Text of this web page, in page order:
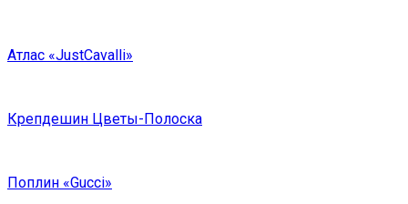
Атлас «JustCavalli»
Крепдешин Цветы-Полоска
Поплин «Gucci»